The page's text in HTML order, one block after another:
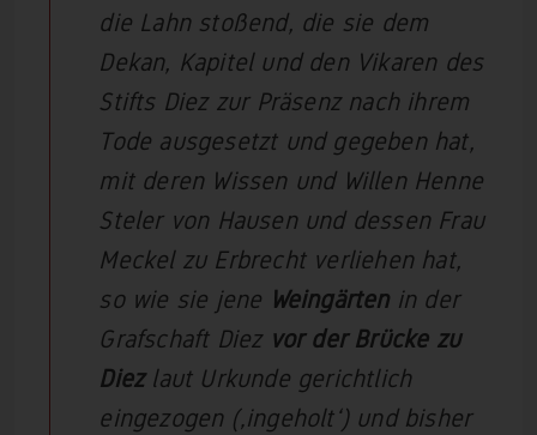
die Lahn stoßend, die sie dem
Dekan, Kapitel und den Vikaren des
Stifts Diez zur Präsenz nach ihrem
Tode ausgesetzt und gegeben hat,
mit deren Wissen und Willen Henne
Steler von Hausen und dessen Frau
Meckel zu Erbrecht verliehen hat,
so wie sie jene Weingärtenin der
Grafschaft Diez vor der Brücke zu
Diezlaut Urkunde gerichtlich
eingezogen (‚ingeholt‘) und bisher